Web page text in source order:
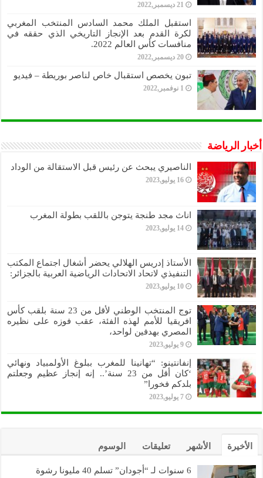
21 ديسمبر,2022
استقبل الملك محمد السادس المنتخب المغربي
لكرة القدم بعد الإنجاز التاريخي الذي حققه في
منافسات كأس العالم 2022.
20 ديسمبر,2022
تبون يخصص استقبال خاص لناصر بوريطة – فيديو
1 نوفمبر,2022
أخبار الرياضة
الناصيري يبحث عن رئيس قبل الاستقالة من الوداد
16 يوليو,2023
اناث مجد طنجة يتوجن باللقب بطولة المغرب
14 يوليو,2023
الأستاذ إدريس الهلالي يحضر أشغال اجتماع المكتب
التنفيذي لاتحاد الاتحادات الرياضية العربية بالجزائر:
10 يوليو,2023
توج المنتخب الوطني لأقل من 23 سنة بلقب كأس
افريقيا للأمم لهذه الفئة، عقب فوزه على نظيره
المصري بهدفين لواحد،
9 يوليو,2023
إنفانتينو: “تهانينا للمغرب ببلوغ الأولمبياد ونهائي
‘كان أقل من 23 سنة’.. إنه إنجاز عظيم وجعلتم
بلدكم فخورا”
7 يوليو,2023
الأخيرة الأشهر تعليقات الوسوم
6 سنوات لـ “أجودان” تسلم 40 مليونا رشوة